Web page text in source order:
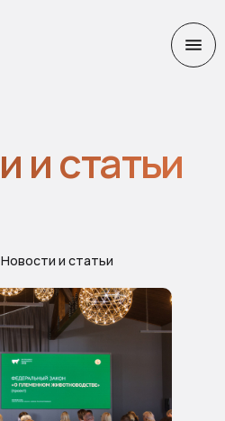
Новости и статьи